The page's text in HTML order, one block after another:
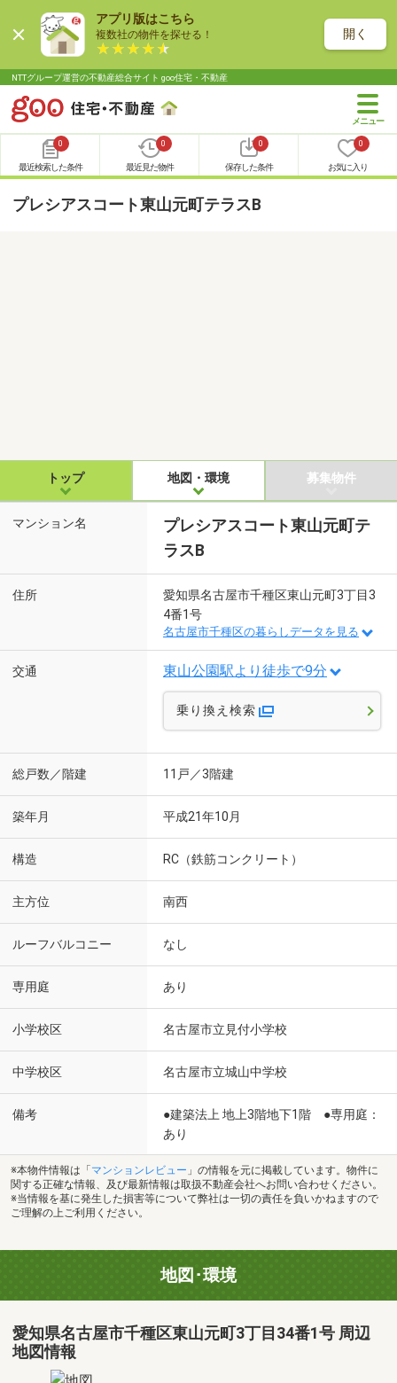
アプリ版はこちら
複数社の物件を探せる！ 開く
NTTグループ運営の不動産総合サイト goo住宅・不動産
0
最近検索した条件
0
最近見た物件
0
保存した条件
0
お気に入り
プレシアスコート東山元町テラスB
トップ 地図・環境 募集物件
マンション名
プレシアスコート東山元町テ
ラスB
住所
愛知県名古屋市千種区東山元町3丁目3
4番1号
名古屋市千種区の暮らしデータを見る
交通 東山公園駅より徒歩で9分
乗り換え検索
総戸数／階建 11戸／3階建
築年月 平成21年10月
構造 RC（鉄筋コンクリート）
主方位 南西
ルーフバルコニー なし
専用庭 あり
小学校区 名古屋市立見付小学校
中学校区 名古屋市立城山中学校
備考
●建築法上 地上3階地下1階 ●専用庭：
あり
※本物件情報は「 マンションレビュー 」の情報を元に掲載しています。物件に
関する正確な情報、及び最新情報は取扱不動産会社へお問い合わせください。
※当情報を基に発生した損害等について弊社は一切の責任を負いかねますので
ご理解の上ご利用ください。
地図･環境
愛知県名古屋市千種区東山元町3丁目34番1号 周辺
地図情報